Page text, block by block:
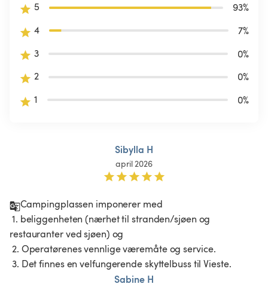
5
93%
4
7%
3
0%
2
0%
1
0%
Sibylla H
april 2026
Campingplassen imponerer med
restauranter ved sjøen) og
3. Det finnes en velfungerende skyttelbuss til Vieste.
Sabine H